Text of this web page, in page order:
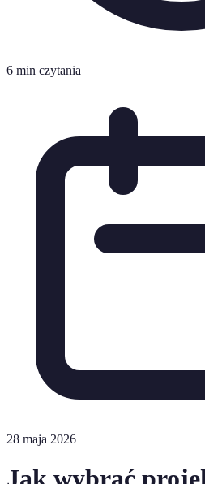
6 min czytania
28 maja 2026